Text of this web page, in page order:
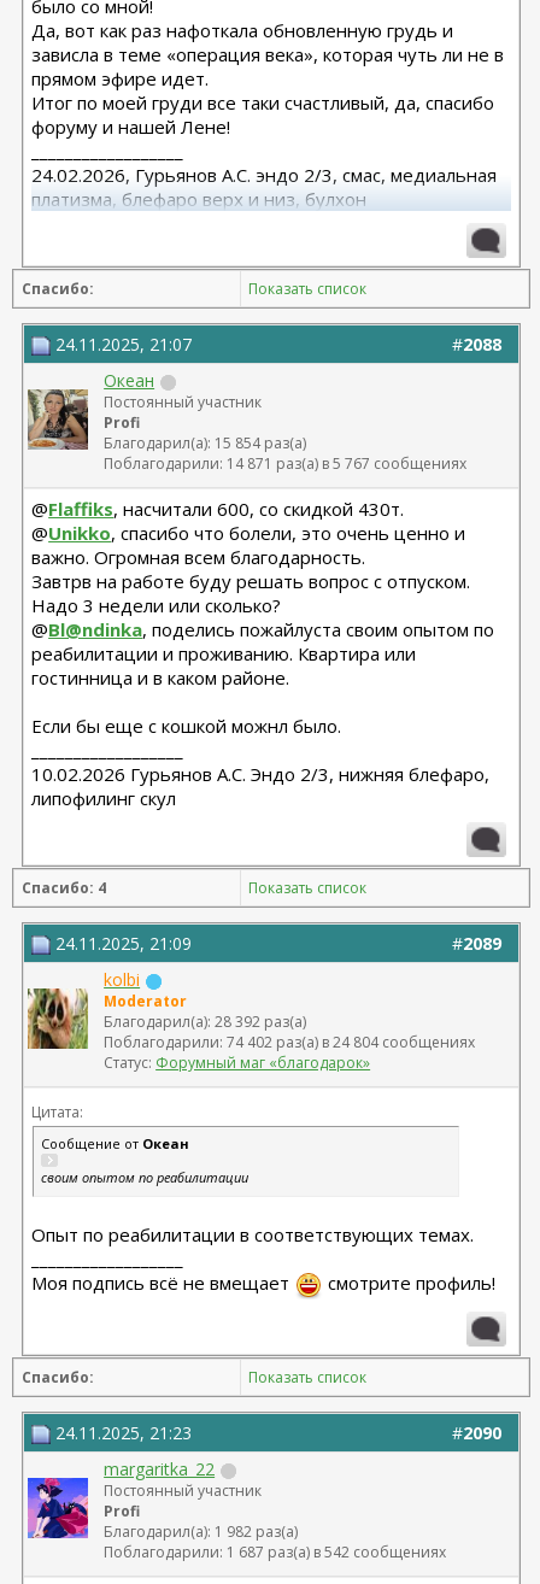
было со мной!
Да, вот как раз нафоткала обновленную грудь и
зависла в теме «операция века», которая чуть ли не в
прямом эфире идет.
Итог по моей груди все таки счастливый, да, спасибо
форуму и нашей Лене!
24.02.2026, Гурьянов А.С. эндо 2/3, смас, медиальная
платизма, блефаро верх и низ, булхон
08.2015, allergan 240, 255. Аврамович А.Г., Клиника СЛ
(молодости и красоты)
Спасибо: Показать список
#2088
24.11.2025, 21:07
Океан
Постоянный участник
Profi
Благодарил(а): 15 854 раз(а)
Поблагодарили: 14 871 раз(а) в 5 767 сообщениях
@Flaffiks, насчитали 600, со скидкой 430т.
@Unikko, спасибо что болели, это очень ценно и
важно. Огромная всем благодарность.
Завтрв на работе буду решать вопрос с отпуском.
Надо 3 недели или сколько?
@Bl@ndinka, поделись пожайлуста своим опытом по
реабилитации и проживанию. Квартира или
гостинница и в каком районе.
Если бы еще с кошкой можнл было.
10.02.2026 Гурьянов А.С. Эндо 2/3, нижняя блефаро,
липофилинг скул
Спасибо: 4 Показать список
#2089
24.11.2025, 21:09
kolbi
Moderator
Благодарил(а): 28 392 раз(а)
Поблагодарили: 74 402 раз(а) в 24 804 сообщениях
Статус: Форумный маг «благодарок»
Цитата:
Сообщение от Океан
своим опытом по реабилитации
Опыт по реабилитации в соответствующих темах.
Моя подпись всё не вмещает
смотрите профиль!
Спасибо: Показать список
#2090
24.11.2025, 21:23
margaritka_22
Постоянный участник
Profi
Благодарил(а): 1 982 раз(а)
Поблагодарили: 1 687 раз(а) в 542 сообщениях